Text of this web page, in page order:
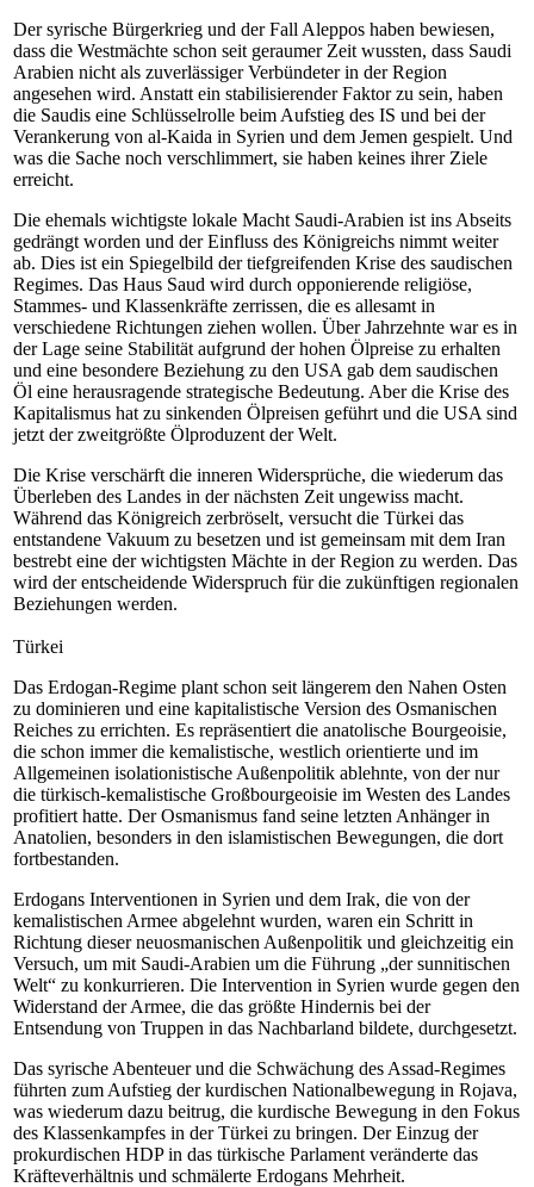
Der syrische Bürgerkrieg und der Fall Aleppos haben bewiesen,
dass die Westmächte schon seit geraumer Zeit wussten, dass Saudi
Arabien nicht als zuverlässiger Verbündeter in der Region
angesehen wird. Anstatt ein stabilisierender Faktor zu sein, haben
die Saudis eine Schlüsselrolle beim Aufstieg des IS und bei der
Verankerung von al-Kaida in Syrien und dem Jemen gespielt. Und
was die Sache noch verschlimmert, sie haben keines ihrer Ziele
erreicht.
Die ehemals wichtigste lokale Macht Saudi-Arabien ist ins Abseits
gedrängt worden und der Einfluss des Königreichs nimmt weiter
ab. Dies ist ein Spiegelbild der tiefgreifenden Krise des saudischen
Regimes. Das Haus Saud wird durch opponierende religiöse,
Stammes- und Klassenkräfte zerrissen, die es allesamt in
verschiedene Richtungen ziehen wollen. Über Jahrzehnte war es in
der Lage seine Stabilität aufgrund der hohen Ölpreise zu erhalten
und eine besondere Beziehung zu den USA gab dem saudischen
Öl eine herausragende strategische Bedeutung. Aber die Krise des
Kapitalismus hat zu sinkenden Ölpreisen geführt und die USA sind
jetzt der zweitgrößte Ölproduzent der Welt.
Die Krise verschärft die inneren Widersprüche, die wiederum das
Überleben des Landes in der nächsten Zeit ungewiss macht.
Während das Königreich zerbröselt, versucht die Türkei das
entstandene Vakuum zu besetzen und ist gemeinsam mit dem Iran
bestrebt eine der wichtigsten Mächte in der Region zu werden. Das
wird der entscheidende Widerspruch für die zukünftigen regionalen
Beziehungen werden.
Türkei
Das Erdogan-Regime plant schon seit längerem den Nahen Osten
zu dominieren und eine kapitalistische Version des Osmanischen
Reiches zu errichten. Es repräsentiert die anatolische Bourgeoisie,
die schon immer die kemalistische, westlich orientierte und im
Allgemeinen isolationistische Außenpolitik ablehnte, von der nur
die türkisch-kemalistische Großbourgeoisie im Westen des Landes
profitiert hatte. Der Osmanismus fand seine letzten Anhänger in
Anatolien, besonders in den islamistischen Bewegungen, die dort
fortbestanden.
Erdogans Interventionen in Syrien und dem Irak, die von der
kemalistischen Armee abgelehnt wurden, waren ein Schritt in
Richtung dieser neuosmanischen Außenpolitik und gleichzeitig ein
Versuch, um mit Saudi-Arabien um die Führung „der sunnitischen
Welt“ zu konkurrieren. Die Intervention in Syrien wurde gegen den
Widerstand der Armee, die das größte Hindernis bei der
Entsendung von Truppen in das Nachbarland bildete, durchgesetzt.
Das syrische Abenteuer und die Schwächung des Assad-Regimes
führten zum Aufstieg der kurdischen Nationalbewegung in Rojava,
was wiederum dazu beitrug, die kurdische Bewegung in den Fokus
des Klassenkampfes in der Türkei zu bringen. Der Einzug der
prokurdischen HDP in das türkische Parlament veränderte das
Kräfteverhältnis und schmälerte Erdogans Mehrheit.